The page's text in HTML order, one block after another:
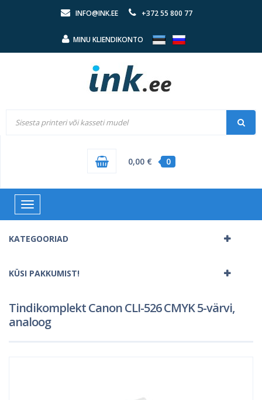
INFO@INK.EE +372 55 800 77
MINU KLIENDIKONTO
0
0,00 €
Toggle
navigation
KATEGOORIAD
KÜSI PAKKUMIST!
Tindikomplekt Canon CLI-526 CMYK 5-värvi,
analoog